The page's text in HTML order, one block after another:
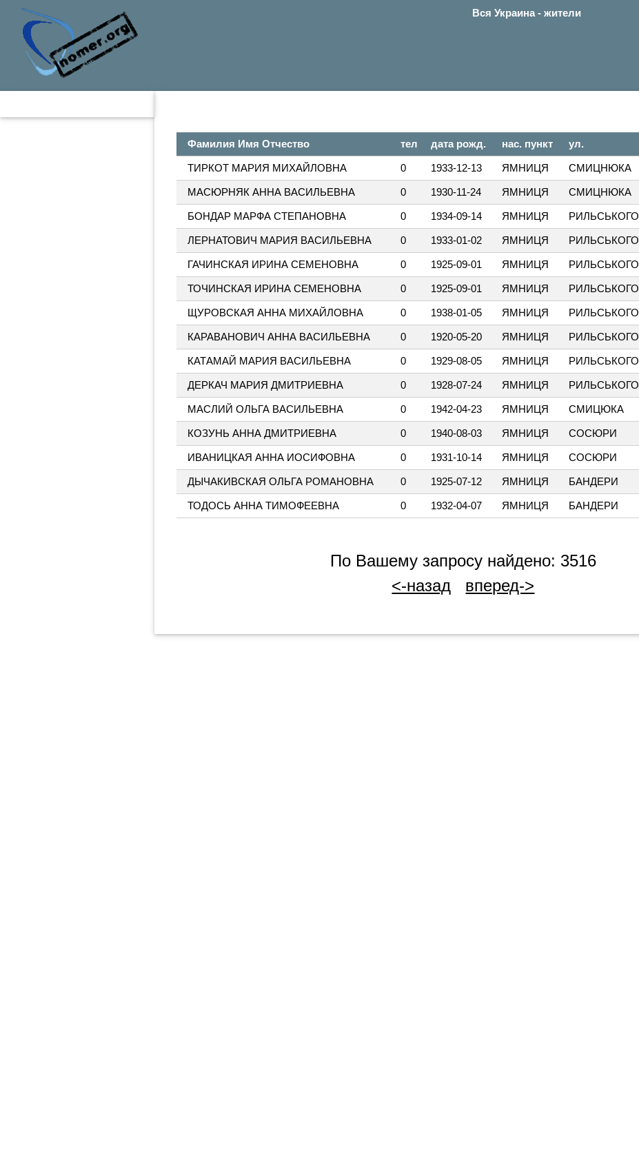
Вся Украина - жители
Фамилия Имя Отчество тел дата рожд. нас. пункт ул.
ТИРКОТ МАРИЯ МИХАЙЛОВНА 0 1933-12-13 ЯМНИЦЯ СМИЦНЮКА
МАСЮРНЯК АННА ВАСИЛЬЕВНА 0 1930-11-24 ЯМНИЦЯ СМИЦНЮКА
БОНДАР МАРФА СТЕПАНОВНА 0 1934-09-14 ЯМНИЦЯ РИЛЬСЬКОГО
ЛЕРНАТОВИЧ МАРИЯ ВАСИЛЬЕВНА 0 1933-01-02 ЯМНИЦЯ РИЛЬСЬКОГО
ГАЧИНСКАЯ ИРИНА СЕМЕНОВНА 0 1925-09-01 ЯМНИЦЯ РИЛЬСЬКОГО
ТОЧИНСКАЯ ИРИНА СЕМЕНОВНА 0 1925-09-01 ЯМНИЦЯ РИЛЬСЬКОГО
ЩУРОВСКАЯ АННА МИХАЙЛОВНА 0 1938-01-05 ЯМНИЦЯ РИЛЬСЬКОГО
КАРАВАНОВИЧ АННА ВАСИЛЬЕВНА 0 1920-05-20 ЯМНИЦЯ РИЛЬСЬКОГО
КАТАМАЙ МАРИЯ ВАСИЛЬЕВНА 0 1929-08-05 ЯМНИЦЯ РИЛЬСЬКОГО
ДЕРКАЧ МАРИЯ ДМИТРИЕВНА 0 1928-07-24 ЯМНИЦЯ РИЛЬСЬКОГО
МАСЛИЙ ОЛЬГА ВАСИЛЬЕВНА 0 1942-04-23 ЯМНИЦЯ СМИЦЮКА
КОЗУНЬ АННА ДМИТРИЕВНА 0 1940-08-03 ЯМНИЦЯ СОСЮРИ
ИВАНИЦКАЯ АННА ИОСИФОВНА 0 1931-10-14 ЯМНИЦЯ СОСЮРИ
ДЫЧАКИВСКАЯ ОЛЬГА РОМАНОВНА 0 1925-07-12 ЯМНИЦЯ БАНДЕРИ
ТОДОСЬ АННА ТИМОФЕЕВНА 0 1932-04-07 ЯМНИЦЯ БАНДЕРИ
По Вашему запросу найдено: 3516
<-назад
вперед->